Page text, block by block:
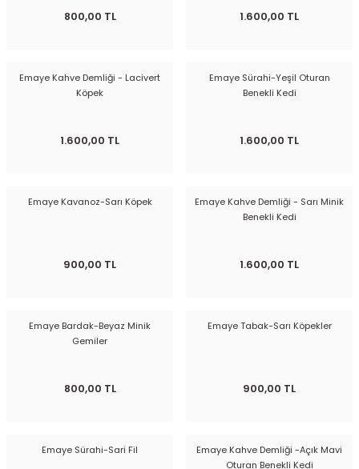
800,00 TL 1.600,00 TL
Emaye Kahve Demliği - Lacivert
Köpek
1.600,00 TL
Emaye Sürahi-Yeşil Oturan
Benekli Kedi
1.600,00 TL
Emaye Kavanoz-Sarı Köpek
900,00 TL
Emaye Kahve Demliği - Sarı Minik
Benekli Kedi
1.600,00 TL
Emaye Bardak-Beyaz Minik
Gemiler
800,00 TL
Emaye Tabak-Sarı Köpekler
900,00 TL
Emaye Sürahi-Sari Fil
Emaye Kahve Demliği -Açık Mavi
Oturan Benekli Kedi